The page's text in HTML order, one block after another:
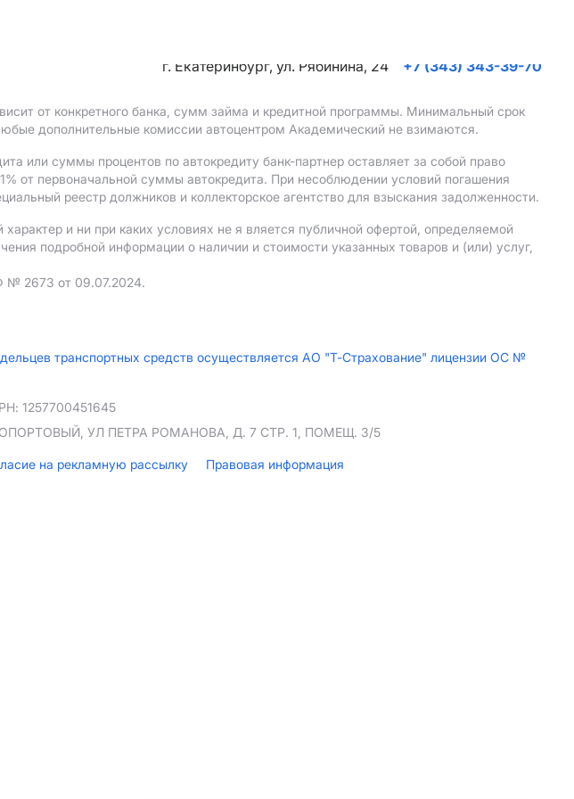
г. Екатеринбург, ул. Рябинина, 24
+7 (343) 343-39-70
от конкретного банка, сумм займа и кредитной программы. Минимальный срок
дополнительные комиссии автоцентром Академический не взимаются.
или суммы процентов по автокредиту банк-партнер оставляет за собой право
от первоначальной суммы автокредита. При несоблюдении условий погашения
реестр должников и коллекторское агентство для взыскания задолженности.
и ни при каких условиях не я вляется публичной офертой, определяемой
подробной информации о наличии и стоимости указанных товаров и (или) услуг,
№ 2673 от 09.07.2024.
транспортных средств осуществляется АО "Т-Страхование" лицензии ОС №
1257700451645
УЛ ПЕТРА РОМАНОВА, Д. 7 СТР. 1, ПОМЕЩ. 3/5
на рекламную рассылку Правовая информация